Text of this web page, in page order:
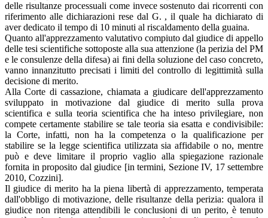
delle risultanze processuali come invece sostenuto dai ricorrenti con
riferimento alle dichiarazioni rese dal G. , il quale ha dichiarato di
aver dedicato il tempo di 10 minuti al riscaldamento della guaina.
Quanto all'apprezzamento valutativo compiuto dal giudice di appello
delle tesi scientifiche sottoposte alla sua attenzione (la perizia del PM
e le consulenze della difesa) ai fini della soluzione del caso concreto,
vanno innanzitutto precisati i limiti del controllo di legittimità sulla
decisione di merito.
Alla Corte di cassazione, chiamata a giudicare dell'apprezzamento
sviluppato in motivazione dal giudice di merito sulla prova
scientifica e sulla teoria scientifica che ha inteso privilegiare, non
compete certamente stabilire se tale teoria sia esatta e condivisibile:
la Corte, infatti, non ha la competenza o la qualificazione per
stabilire se la legge scientifica utilizzata sia affidabile o no, mentre
può e deve limitare il proprio vaglio alla spiegazione razionale
fornita in proposito dal giudice [in termini, Sezione IV, 17 settembre
2010, Cozzini].
Il giudice di merito ha la piena libertà di apprezzamento, temperata
dall'obbligo di motivazione, delle risultanze della perizia: qualora il
giudice non ritenga attendibili le conclusioni di un perito, è tenuto